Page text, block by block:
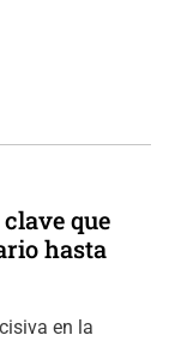
que
hasta
en la